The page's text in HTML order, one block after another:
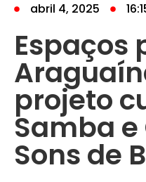
abril 4, 2025
Espaços
projeto
Samba e
Sons de